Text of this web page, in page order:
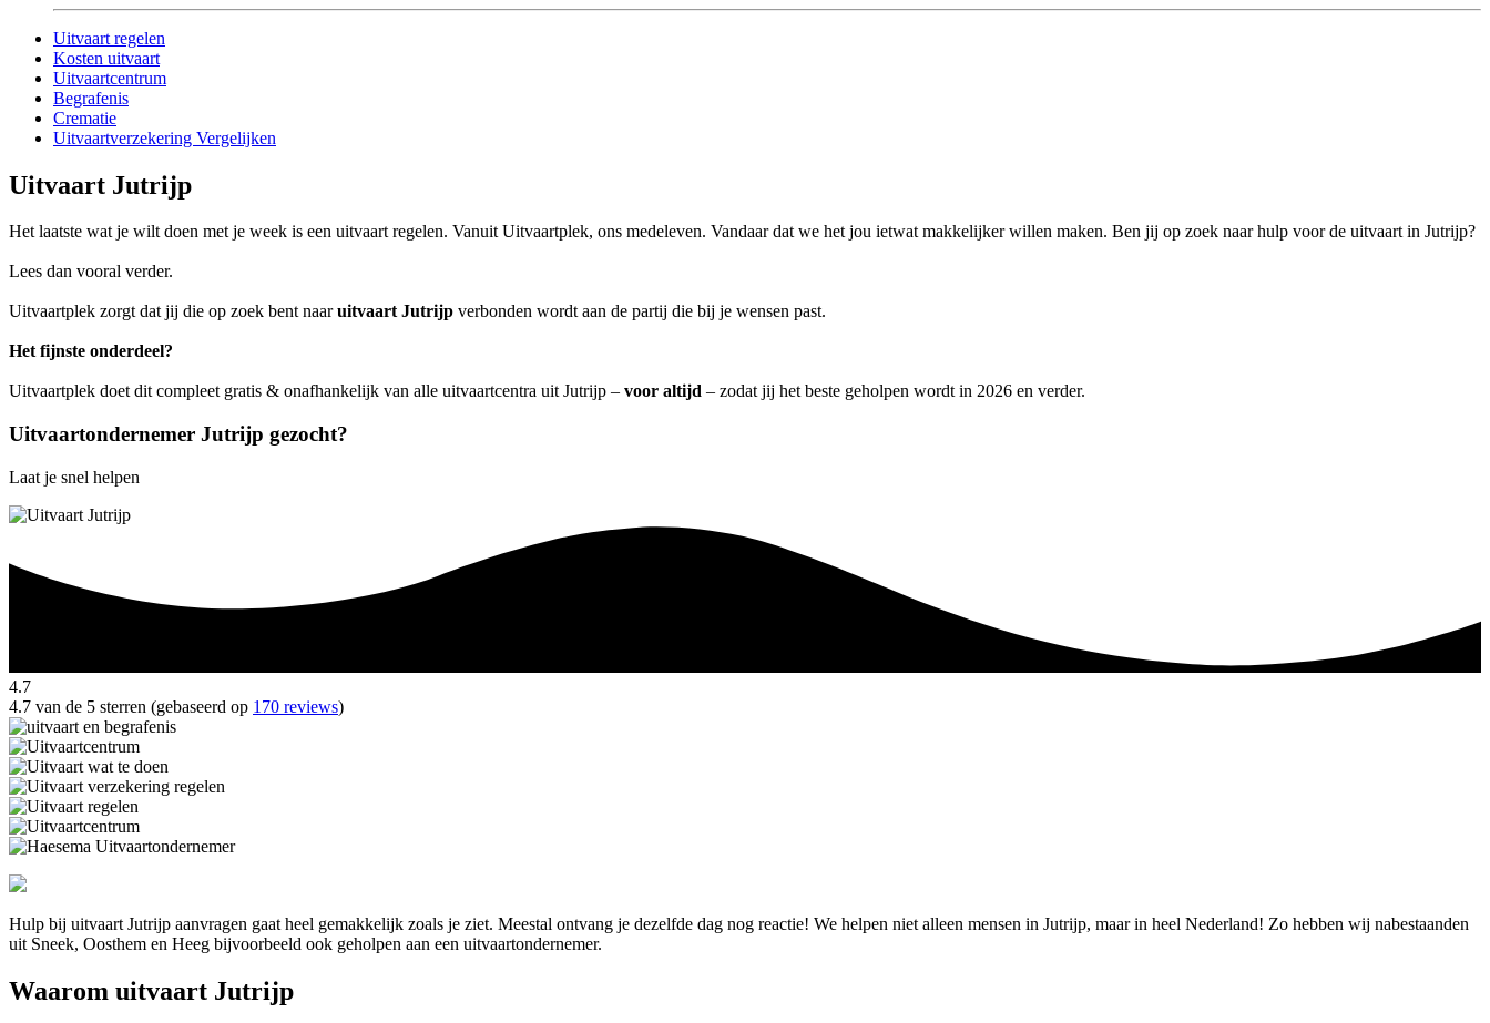
Uitvaart regelen
Kosten uitvaart
Uitvaartcentrum
Begrafenis
Crematie
Uitvaartverzekering Vergelijken
Uitvaart Jutrijp
Het laatste wat je wilt doen met je week is een uitvaart regelen. Vanuit Uitvaartplek, ons medeleven. Vandaar dat we het jou ietwat makkelijker willen maken. Ben jij op zoek naar hulp voor de uitvaart in Jutrijp?
Lees dan vooral verder.
Uitvaartplek zorgt dat jij die op zoek bent naaruitvaart Jutrijp verbonden wordt aan de partij die bij je wensen past.
Het fijnste onderdeel?
Uitvaartplek doet dit compleet gratis & onafhankelijk van alle uitvaartcentra uit Jutrijp – voor altijd – zodat jij het beste geholpen wordt in 2026 en verder.
Uitvaartondernemer Jutrijp gezocht?
Laat je snel helpen
4.7
4.7 van de 5 sterren (gebaseerd op 170 reviews)
Hulp bij uitvaart Jutrijp aanvragen gaat heel gemakkelijk zoals je ziet. Meestal ontvang je dezelfde dag nog reactie! We helpen niet alleen mensen in Jutrijp, maar in heel Nederland! Zo hebben wij nabestaanden
uit Sneek, Oosthem en Heeg bijvoorbeeld ook geholpen aan een uitvaartondernemer.
Waarom uitvaart Jutrijp